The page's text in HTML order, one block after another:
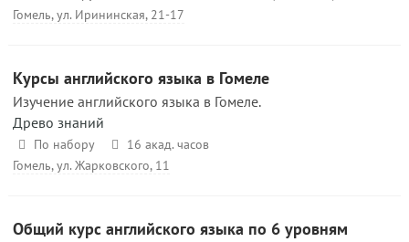
Гомель, ул. Ирининская, 21-17
Курсы английского языка в Гомеле
Изучение английского языка в Гомеле.
Древо знаний
По набору
16 акад. часов
Гомель, ул. Жарковского, 11
Общий курс английского языка по 6 уровням